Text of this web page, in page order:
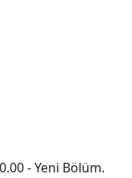
- Yeni Bölüm.